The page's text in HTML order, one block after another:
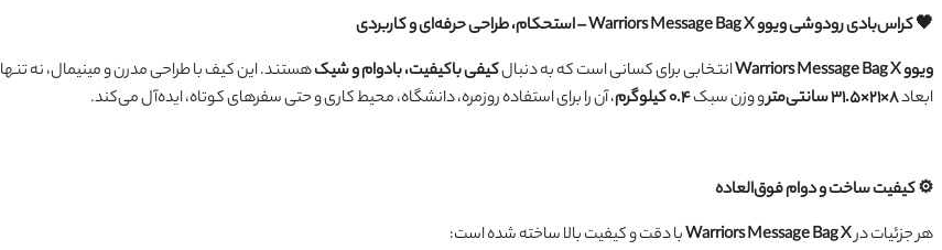
🖤 کراس‌بادی رودوشی ویوو Warriors Message Bag X – استحکام، طراحی حرفه‌ای و کاربردی
ویوو Warriors Message Bag X
انتخابی برای کسانی است که به دنبالکیفی باکیفیت، بادوام و شیکهستند. این کیف با طراحی مدرن و مینیمال، نه تنها
ابعاد۸×۲۱×۳۱.۵ سانتی‌متر و وزن سبک۰.۴ کیلوگرم ، آن را برای استفاده روزمره، دانشگاه، محیط کاری و حتی سفرهای کوتاه، ایده‌آل می‌کند.
⚙️ کیفیت ساخت و دوام فوق‌العاده
هر جزئیات درWarriors Message Bag Xبا دقت و کیفیت بالا ساخته شده است: